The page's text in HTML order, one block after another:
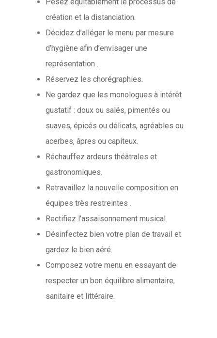
création et la distanciation.
Décidez d’alléger le menu par mesure
d’hygiène afin d’envisager une
représentation .
Réservez les chorégraphies.
Ne gardez que les monologues à intérêt
gustatif : doux ou salés, pimentés ou
suaves, épicés ou délicats, agréables ou
acerbes, âpres ou capiteux.
Réchauffez ardeurs théâtrales et
gastronomiques.
Retravaillez la nouvelle composition en
équipes très restreintes .
Rectifiez l’assaisonnement musical.
Désinfectez bien votre plan de travail et
gardez le bien aéré.
Composez votre menu en essayant de
respecter un bon équilibre alimentaire,
sanitaire et littéraire.